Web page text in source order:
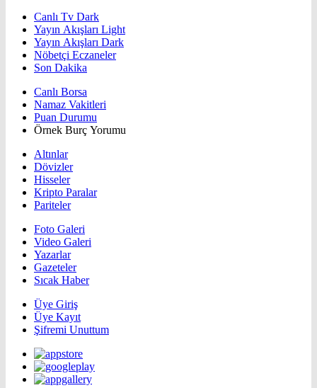
Canlı Tv Dark
Yayın Akışları Light
Yayın Akışları Dark
Nöbetçi Eczaneler
Son Dakika
Canlı Borsa
Namaz Vakitleri
Puan Durumu
Örnek Burç Yorumu
Altınlar
Dövizler
Hisseler
Kripto Paralar
Pariteler
Foto Galeri
Video Galeri
Yazarlar
Gazeteler
Sıcak Haber
Üye Giriş
Üye Kayıt
Şifremi Unuttum